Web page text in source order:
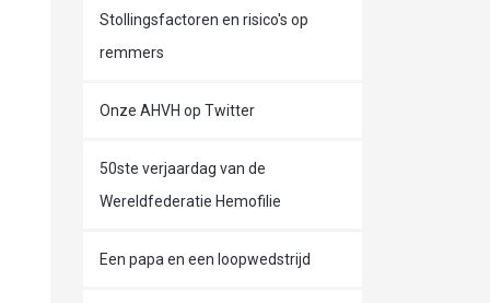
Stollingsfactoren en risico's op
remmers
Onze AHVH op Twitter
50ste verjaardag van de
Wereldfederatie Hemofilie
Een papa en een loopwedstrijd